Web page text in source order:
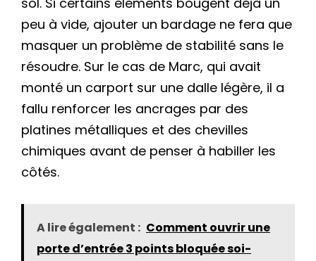
peu à vide, ajouter un bardage ne fera que
masquer un problème de stabilité sans le
résoudre. Sur le cas de Marc, qui avait
monté un carport sur une dalle légère, il a
fallu renforcer les ancrages par des
platines métalliques et des chevilles
chimiques avant de penser à habiller les
côtés.
A lire également : Comment ouvrir une
porte d’entrée 3 points bloquée soi-